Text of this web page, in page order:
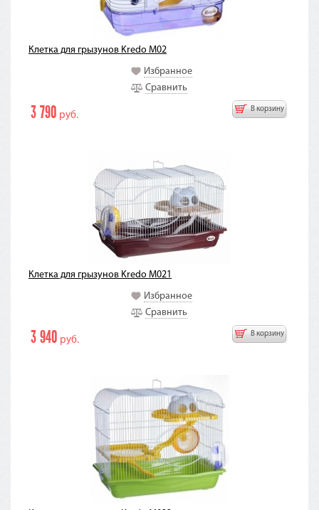
Клетка для грызунов Kredo M02
Избранное
Сравнить
В корзину
3 790 руб.
Клетка для грызунов Kredo M021
Избранное
Сравнить
В корзину
3 940 руб.